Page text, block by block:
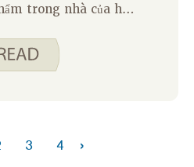
trong nhà của họ.
nay, tôi sẽ chia sẻ
tôi làm tại nhà tôi
3 4 ›